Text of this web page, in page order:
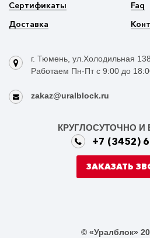
Сертификаты
Доставка
Faq
г. Тюмень, ул.Холодильная 138
Работаем Пн-Пт с 9:00 до
zakaz@uralblock.ru
КРУГЛОСУТОЧНО И
+7 (3452)
ЗАКАЗАТЬ
© «Уралблок»